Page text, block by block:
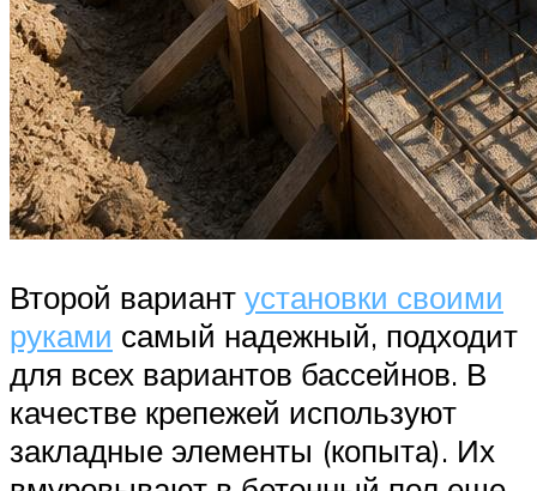
Второй вариант установки своими
руками самый надежный, подходит
для всех вариантов бассейнов. В
качестве крепежей используют
закладные элементы (копыта). Их